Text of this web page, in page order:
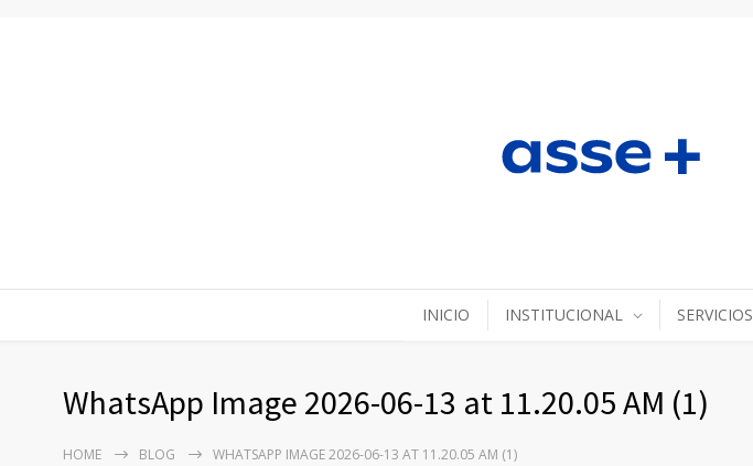
INICIO INSTITUCIONAL SERVICIOS
WhatsApp Image 2026-06-13 at 11.20.05 AM (1)
HOME BLOG WHATSAPP IMAGE 2026-06-13 AT 11.20.05 AM (1)